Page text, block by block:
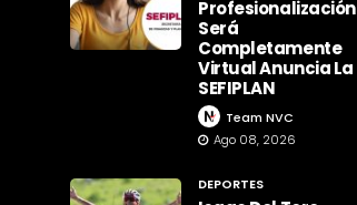
Profesionalización
Será
Completamente
Virtual Anuncia La
SEFIPLAN
Team NVC
Ago 08, 2026
DEPORTES